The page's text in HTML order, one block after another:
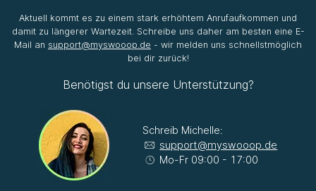
Aktuell kommt es zu einem stark erhöhtem Anrufaufkommen und
damit zu längerer Wartezeit. Schreibe uns daher am besten eine E-
Mail an support@myswooop.de - wir melden uns schnellstmöglich
bei dir zurück!
Benötigst du unsere Unterstützung?
Schreib Michelle:
support@myswooop.de
Mo-Fr 09:00 - 17:00